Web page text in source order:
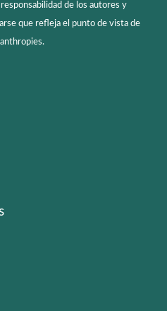
de los autores y
que refleja el punto de vista de